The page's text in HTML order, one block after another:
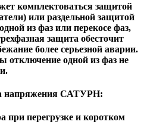
комплектоваться защитой
или раздельной защитой
из фаз или перекосе фаз,
защита обесточит
более серьезной аварии.
отключение одной из фаз не
напряжения САТУРН:
при перегрузке и коротком